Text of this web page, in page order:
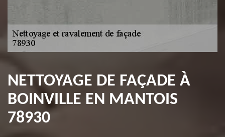
NETTOYAGE DE FAÇADE À
BOINVILLE EN MANTOIS
78930